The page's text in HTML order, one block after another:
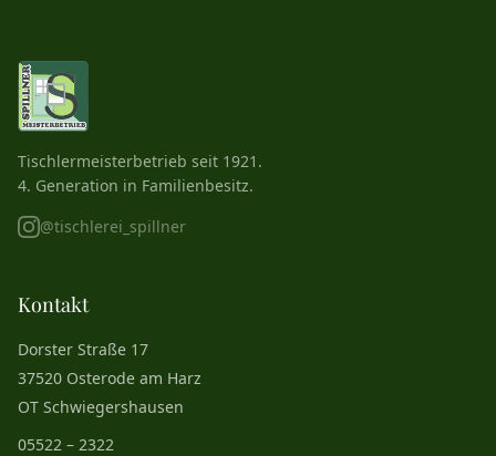
Tischlermeisterbetrieb seit 1921.
4. Generation in Familienbesitz.
@tischlerei_spillner
Kontakt
Dorster Straße 17
37520 Osterode am Harz
OT Schwiegershausen
05522 – 2322